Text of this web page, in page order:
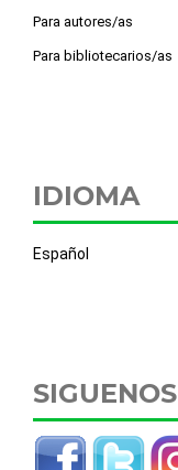
Para autores/as
Para bibliotecarios/as
IDIOMA
Español
SIGUENOS